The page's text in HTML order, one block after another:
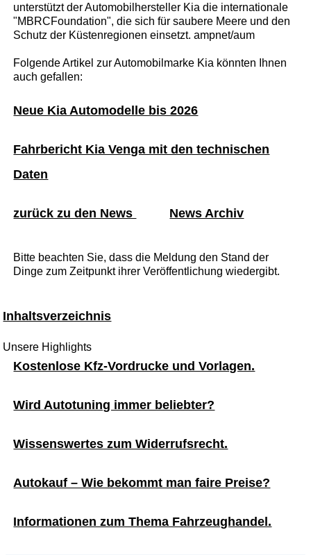
unterstützt der Automobilhersteller Kia die internationale
"MBRCFoundation", die sich für saubere Meere und den
Schutz der Küstenregionen einsetzt. ampnet/aum
Folgende Artikel zur Automobilmarke Kia könnten Ihnen
auch gefallen:
Neue Kia Automodelle bis 2026
Fahrbericht Kia Venga mit den technischen
Daten
zurück zu den News News Archiv
Bitte beachten Sie, dass die Meldung den Stand der
Dinge zum Zeitpunkt ihrer Veröffentlichung wiedergibt.
Inhaltsverzeichnis
Unsere Highlights
Kostenlose Kfz-Vordrucke und Vorlagen.
Wird Autotuning immer beliebter?
Wissenswertes zum Widerrufsrecht.
Autokauf – Wie bekommt man faire Preise?
Informationen zum Thema Fahrzeughandel.